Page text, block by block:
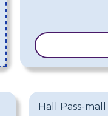
Hall Pass-mall